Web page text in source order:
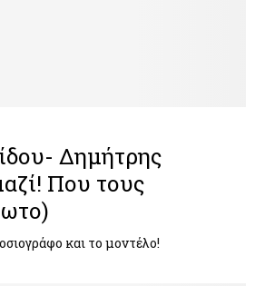
Δημήτρης
Που τους
και το μοντέλο!